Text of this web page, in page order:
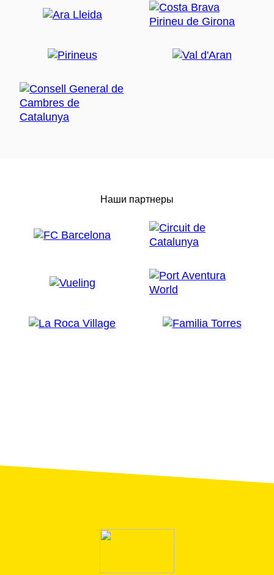
Наши партнеры